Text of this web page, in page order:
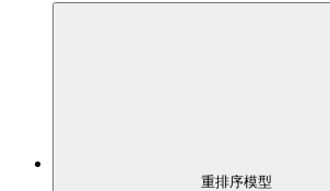
重排序模型